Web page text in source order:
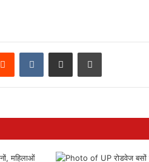
Reddit VKontakteShare via Email Print